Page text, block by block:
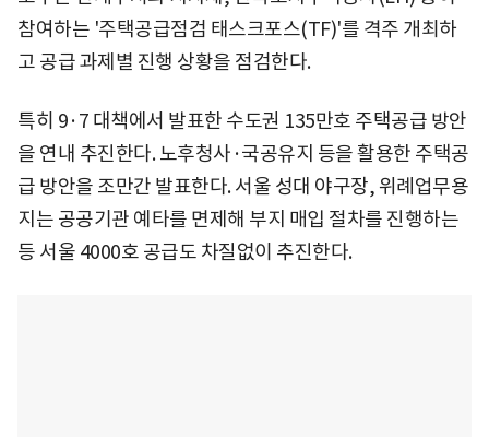
참여하는 '주택공급점검 태스크포스(TF)'를 격주 개최하
고 공급 과제별 진행 상황을 점검한다.
특히 9·7 대책에서 발표한 수도권 135만호 주택공급 방안
을 연내 추진한다. 노후청사·국공유지 등을 활용한 주택공
급 방안을 조만간 발표한다. 서울 성대 야구장, 위례업무용
지는 공공기관 예타를 면제해 부지 매입 절차를 진행하는
등 서울 4000호 공급도 차질없이 추진한다.